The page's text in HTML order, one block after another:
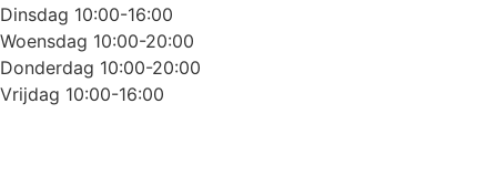
Dinsdag 10:00-16:00
Woensdag 10:00-20:00
Donderdag 10:00-20:00
Vrijdag 10:00-16:00